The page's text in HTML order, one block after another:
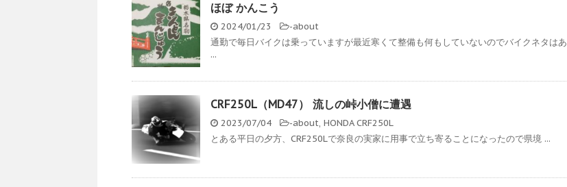
ほぼ かんこう
2024/01/23 -about
通勤で毎日バイクは乗っていますが最近寒くて整備も何もしていないのでバイクネタはあ
...
CRF250L（MD47） 流しの峠小僧に遭遇
2023/07/04 -about, HONDA CRF250L
とある平日の夕方、CRF250Lで奈良の実家に用事で立ち寄ることになったので県境 ...